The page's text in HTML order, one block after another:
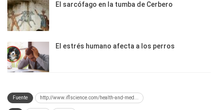
El sarcófago en la tumba de Cerbero
El estrés humano afecta a los perros
Fuente http://www.iflscience.com/health-and-med...